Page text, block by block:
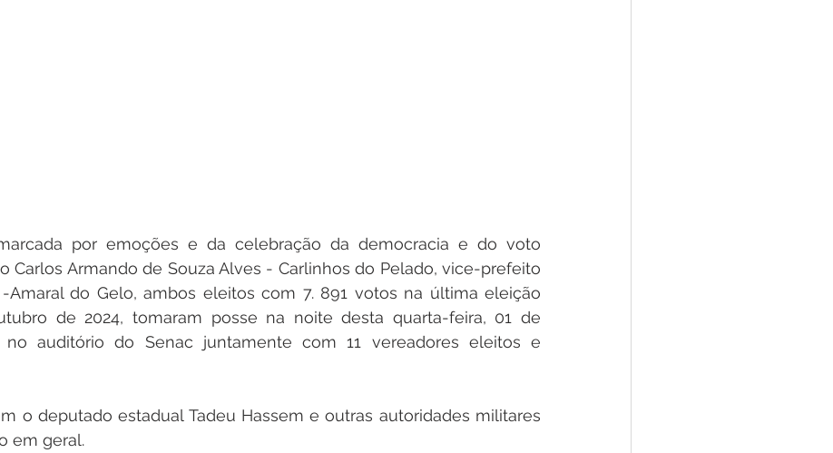
por emoções e da celebração da democracia e do voto
Carlos Armando de Souza Alves - Carlinhos do Pelado, vice-prefeito
Amaral do Gelo, ambos eleitos com 7. 891 votos na última eleição
de 2024, tomaram posse na noite desta quarta-feira, 01 de
no auditório do Senac juntamente com 11 vereadores eleitos e
o deputado estadual Tadeu Hassem e outras autoridades militares
em geral.